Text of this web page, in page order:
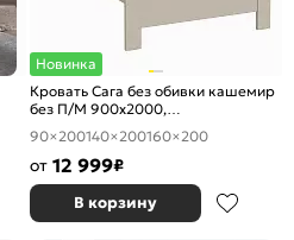
Новинка
Кровать Сага без обивки кашемир
без П/М 900x2000,
ортопедическое основание,
изголовье жесткое
90×200140×200160×200
от 12 999₽
В корзину